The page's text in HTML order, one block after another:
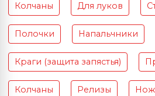
Колчаны Для луков
Полочки Напальчники
Краги (защита запястья)
Колчаны Релизы